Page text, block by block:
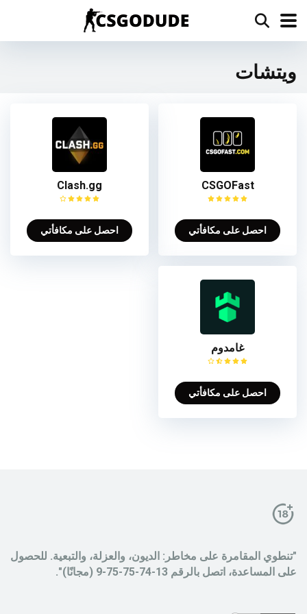
ويتشات
CSGOFast
احصل على مكافأتي
Clash.gg
احصل على مكافأتي
غامدوم
احصل على مكافأتي
"تنطوي المقامرة على مخاطر: الديون، والعزلة، والتبعية. للحصول
على المساعدة، اتصل بالرقم 13-74-75-75-9 (مجانًا)".